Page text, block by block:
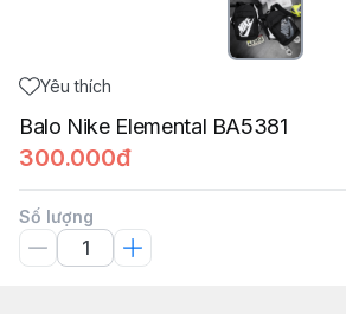
Yêu thích
Balo Nike Elemental BA5381
300.000đ
Số lượng